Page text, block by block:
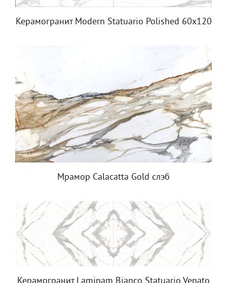
Керамогранит Modern Statuario Polished 60x120
Мрамор Calacatta Gold слэб